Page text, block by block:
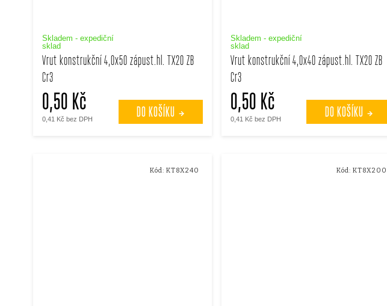
Vrut konstrukční 4,0x50 zápust.hl. TX20 ZB
Cr3
Skladem - expediční
sklad
0,41 Kč bez DPH
0,50 Kč DO KOŠÍKU
Vrut konstrukční 4,0x40 zápust.hl. TX20 ZB
Cr3
Skladem - expediční
sklad
0,41 Kč bez DPH
0,50 Kč DO KOŠÍKU
Kód: KT8X240 Kód: KT8X200